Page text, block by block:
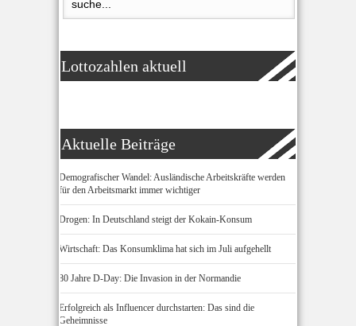
Lottozahlen aktuell
Aktuelle Beiträge
Demografischer Wandel: Ausländische Arbeitskräfte werden
für den Arbeitsmarkt immer wichtiger
Drogen: In Deutschland steigt der Kokain-Konsum
Wirtschaft: Das Konsumklima hat sich im Juli aufgehellt
80 Jahre D-Day: Die Invasion in der Normandie
Erfolgreich als Influencer durchstarten: Das sind die
Geheimnisse